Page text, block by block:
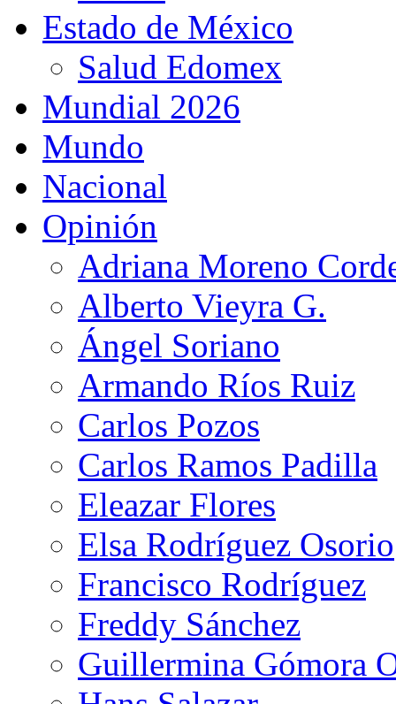
Estado de México
Salud Edomex
Mundial 2026
Mundo
Nacional
Opinión
Adriana Moreno
Alberto Vieyra G.
Ángel Soriano
Armando Ríos Ruiz
Carlos Pozos
Carlos Ramos Padilla
Eleazar Flores
Elsa Rodríguez Osorio
Francisco Rodríguez
Freddy Sánchez
Guillermina Gómora